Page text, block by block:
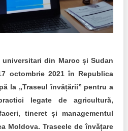
policies in Moldova
in Moldova
din Maroc și Sudan
octombrie 2021 în Republica
la „Traseul învățării” pentru a
legate de agricultură,
tineret și managementul
Moldova. Traseele de învățare